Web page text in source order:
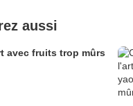
aussi
avec fruits trop mûrs